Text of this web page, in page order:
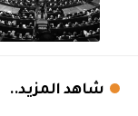
شاهد المزيد..